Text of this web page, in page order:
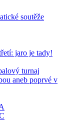
soutěže
jaro je tady!
turnaj
aneb poprvé v